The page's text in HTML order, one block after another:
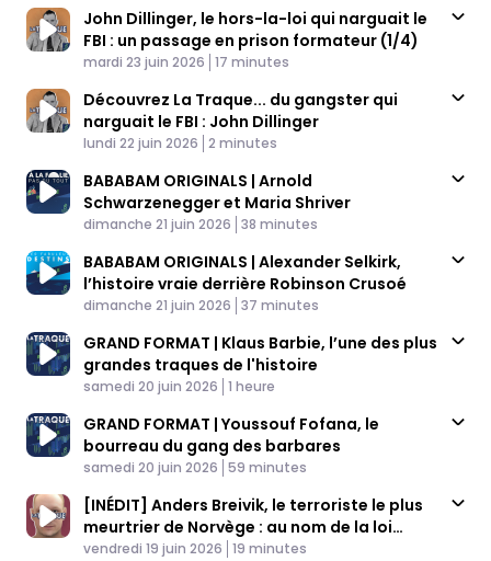
John Dillinger, le hors-la-loi qui narguait le
FBI : un passage en prison formateur (1/4)
Published At
mardi 23 juin 2026 Time
17 minutes
Découvrez La Traque... du gangster qui
narguait le FBI : John Dillinger
Published At
lundi 22 juin 2026 Time
2 minutes
BABABAM ORIGINALS | Arnold
Schwarzenegger et Maria Shriver
Published At
dimanche 21 juin 2026 Time
38 minutes
BABABAM ORIGINALS | Alexander Selkirk,
l’histoire vraie derrière Robinson Crusoé
Published At
dimanche 21 juin 2026 Time
37 minutes
GRAND FORMAT | Klaus Barbie, l’une des plus
grandes traques de l'histoire
Published At
samedi 20 juin 2026 Time
1 heure
GRAND FORMAT | Youssouf Fofana, le
bourreau du gang des barbares
Published At
samedi 20 juin 2026 Time
59 minutes
[INÉDIT] Anders Breivik, le terroriste le plus
meurtrier de Norvège : au nom de la loi
(4/4)
Published At
vendredi 19 juin 2026 Time
19 minutes